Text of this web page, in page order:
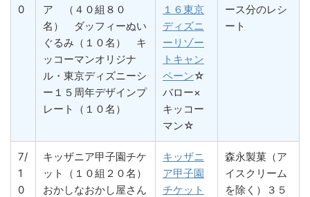
0
ア （４０組８０
名） ダッフィーぬい
ぐるみ（１０名） キ
ッコーマンオリジナ
ル・東京ディズニーシ
ー１５周年デザインプ
レート（１０名）
１６東京
ディズニ
ーリゾー
トキャン
ペーン☆
バロー×
キッコー
マン☆
ース分のレシ
ート
7/
1
0
キッザニア甲子園チケ
ット（１０組２０名）
おかしなおかし屋さん
キッザニ
ア甲子園
チケット
森永製菓（ア
イスクリーム
を除く）３５